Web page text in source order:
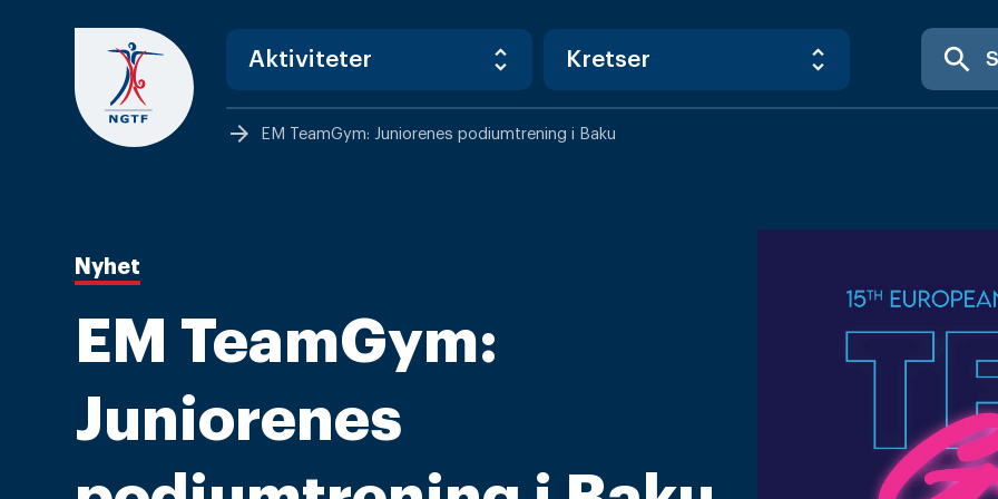
content
search
arrow_forward EM TeamGym: Juniorenes podiumtrening i Baku
Nyhet
EM TeamGym:
Juniorenes